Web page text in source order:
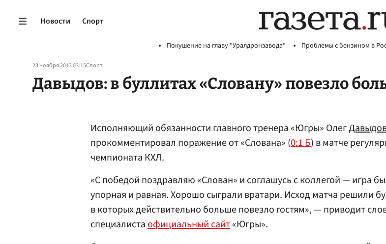
Новости Спорт
Покушение на главу "Уралдронзавода" Проблемы с бензином в
23 ноября 2013 03:15Спорт
Давыдов: в буллитах «Словану» повезло
Исполняющий обязанности главного тренера «Югры» Олег
прокомментировал поражение от «Слована» (0:1 Б) в матче
чемпионата КХЛ.
«С победой поздравляю «Слован» и соглашусь с коллегой — игра
упорная и равная. Хорошо сыграли вратари. Исход матча решили
в которых действительно больше повезло гостям», — приводит
специалистаофициальный сайт«Югры».